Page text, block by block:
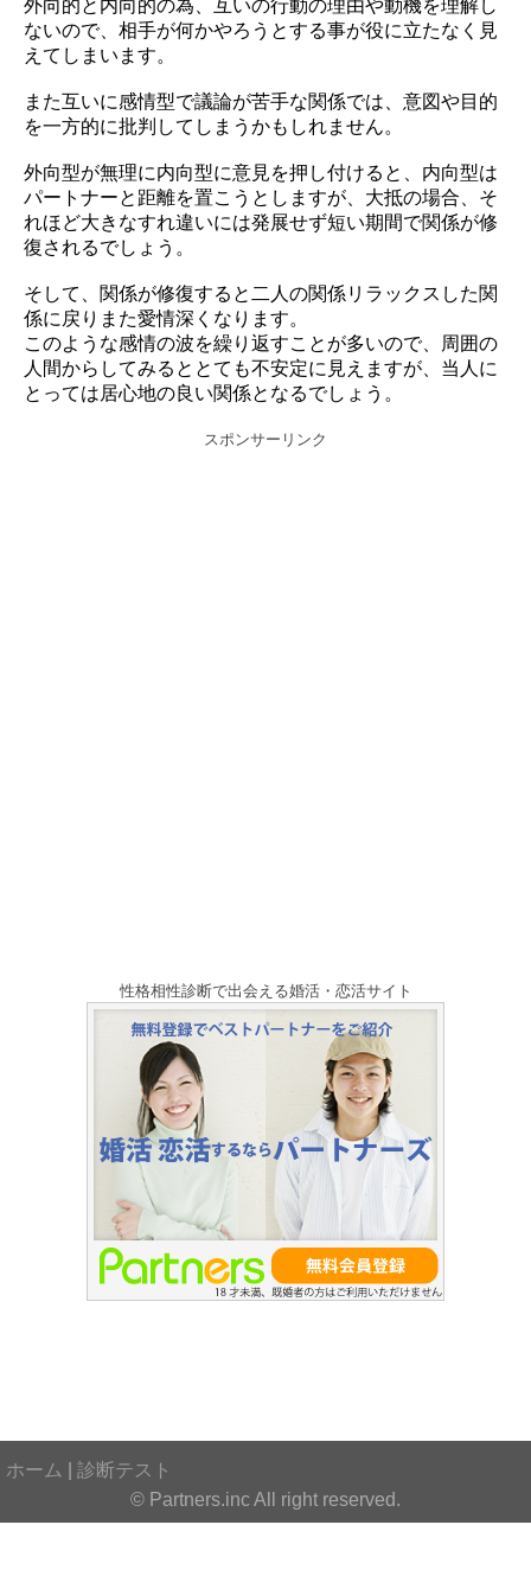
外向的と内向的の為、互いの行動の理由や動機を理解し
ないので、相手が何かやろうとする事が役に立たなく見
えてしまいます。
また互いに感情型で議論が苦手な関係では、意図や目的
を一方的に批判してしまうかもしれません。
外向型が無理に内向型に意見を押し付けると、内向型は
パートナーと距離を置こうとしますが、大抵の場合、そ
れほど大きなすれ違いには発展せず短い期間で関係が修
復されるでしょう。
そして、関係が修復すると二人の関係リラックスした関
係に戻りまた愛情深くなります。
このような感情の波を繰り返すことが多いので、周囲の
人間からしてみるととても不安定に見えますが、当人に
とっては居心地の良い関係となるでしょう。
スポンサーリンク
性格相性診断で出会える婚活・恋活サイト
ホーム
診断テスト
© Partners.inc All right reserved.